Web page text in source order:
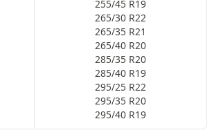
255/45 R19
265/30 R22
265/35 R21
265/40 R20
285/35 R20
285/40 R19
295/25 R22
295/35 R20
295/40 R19